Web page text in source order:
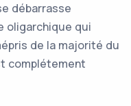
débarrasse
oligarchique qui
de la majorité du
complétement